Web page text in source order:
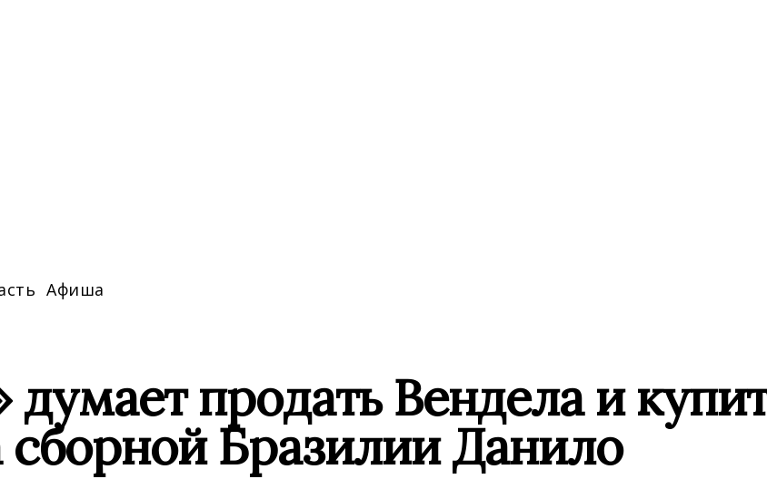
Афиша
думает продать Вендела и
сборной Бразилии Данило